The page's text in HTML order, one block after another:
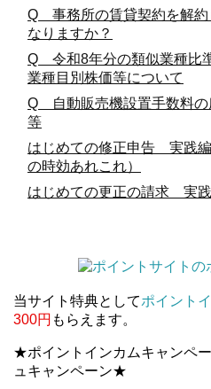
Q 事務所の賃貸契約を解約
なりますか？
Q 令和8年分の類似業種比
業種目別株価等について
Q 自動販売機設置手数料
等
はじめての修正申告 実践
の時効あれこれ）
はじめての更正の請求 実践
当サイト特典としてポイント
300円 もらえます。
★ポイントインカムキャンペ
ュキャンペーン★